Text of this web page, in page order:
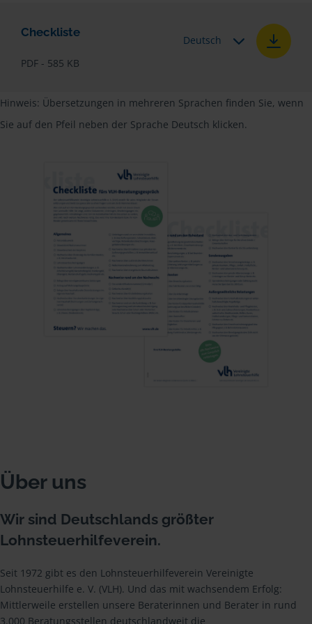
Checkliste
PDF - 585 KB
Deutsch
Hinweis: Übersetzungen in mehreren Sprachen finden Sie, wenn
Sie auf den Pfeil neben der Sprache Deutsch klicken.
Über uns
Wir sind Deutschlands größter
Lohnsteuerhilfeverein.
Seit 1972 gibt es den Lohnsteuerhilfeverein Vereinigte
Lohnsteuerhilfe e. V. (VLH). Und das mit wachsendem Erfolg:
Mittlerweile erstellen unsere Beraterinnen und Berater in rund
3.000 Beratungsstellen deutschlandweit die